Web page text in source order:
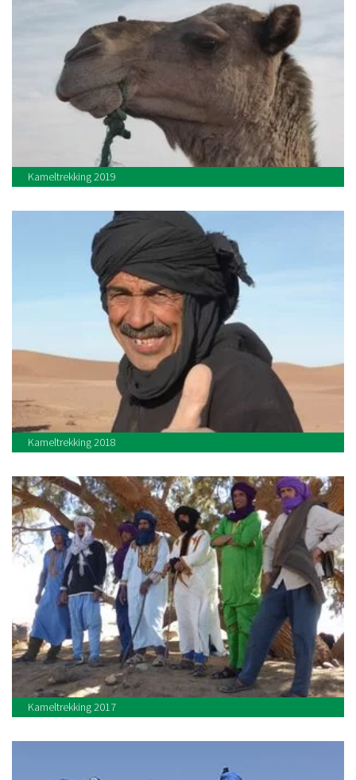
Kameltrekking 2019
Kameltrekking 2018
Kameltrekking 2017